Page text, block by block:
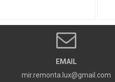
EMAIL
mir.remonta.lux@gmail.com